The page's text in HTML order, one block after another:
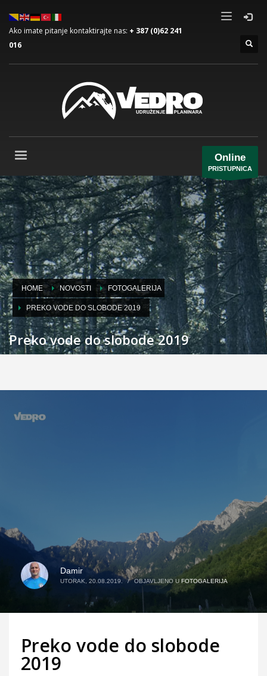
Ako imate pitanje kontaktirajte nas: + 387 (0)62 241
016
Online
PRISTUPNICA
HOME NOVOSTI FOTOGALERIJA
PREKO VODE DO SLOBODE 2019
Preko vode do slobode 2019
Damir
UTORAK, 20.08.2019. / OBJAVLJENO U FOTOGALERIJA
Preko vode do slobode
2019